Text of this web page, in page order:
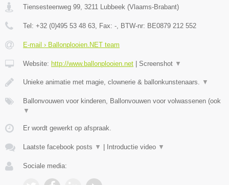
Tiensesteenweg 99, 3211 Lubbeek (Vlaams-Brabant)
Tel: +32 (0)495 53 48 63, Fax: -, BTW-nr: BE0879 212 552
E-mail › Ballonplooien.NET team
Website: http://www.ballonplooien.net Screenshot ▼
Unieke animatie met magie, clownerie & ballonkunstenaars. ▼
Ballonvouwen voor kinderen, Ballonvouwen voor volwassenen (ook
▼
Er wordt gewerkt op afspraak.
Laatste facebook posts ▼ Introductie video ▼
Sociale media: